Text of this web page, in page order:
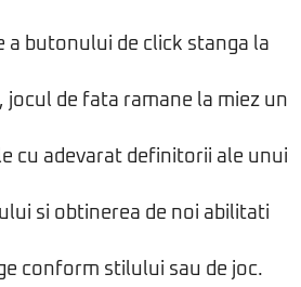
a butonului de click stanga la
jocul de fata ramane la miez un
cu adevarat definitorii ale unui
si obtinerea de noi abilitati
conform stilului sau de joc.